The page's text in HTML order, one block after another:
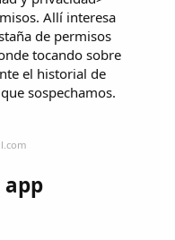
Allí interesa
de permisos
tocando sobre
el historial de
sospechamos.